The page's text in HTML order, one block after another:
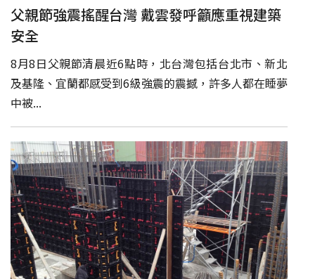
父親節強震搖醒台灣 戴雲發呼籲應重視建築
安全
8月8日父親節清晨近6點時，北台灣包括台北市、新北
及基隆、宜蘭都感受到6級強震的震撼，許多人都在睡夢
中被...